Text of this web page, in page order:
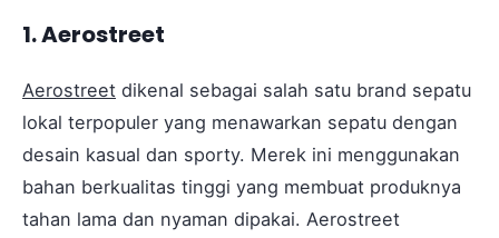
1. Aerostreet
Aerostreet dikenal sebagai salah satu brand sepatu
lokal terpopuler yang menawarkan sepatu dengan
desain kasual dan sporty. Merek ini menggunakan
bahan berkualitas tinggi yang membuat produknya
tahan lama dan nyaman dipakai. Aerostreet